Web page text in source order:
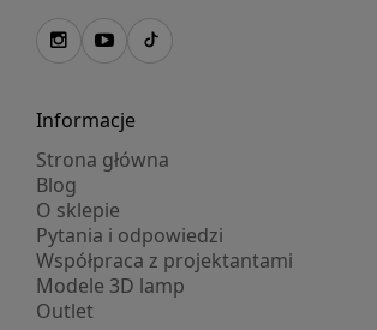
Informacje
Strona główna
Blog
O sklepie
Pytania i odpowiedzi
Współpraca z projektantami
Modele 3D lamp
Outlet